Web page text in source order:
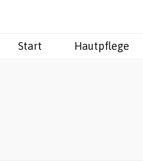
Start Hautpflege